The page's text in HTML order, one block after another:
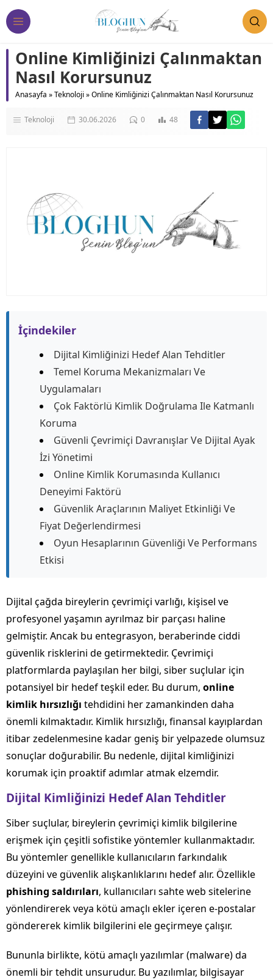
Online Kimliğinizi Çalınmaktan
Nasıl Korursunuz
Anasayfa »Teknoloji »Online Kimliğinizi Çalınmaktan Nasıl Korursunuz
Teknoloji 30.06.2026 0 48
İçindekiler
Dijital Kimliğinizi Hedef Alan Tehditler
Temel Koruma Mekanizmaları Ve
Uygulamaları
Çok Faktörlü Kimlik Doğrulama Ile Katmanlı
Koruma
Güvenli Çevrimiçi Davranışlar Ve Dijital Ayak
İzi Yönetimi
Online Kimlik Korumasında Kullanıcı
Deneyimi Faktörü
Güvenlik Araçlarının Maliyet Etkinliği Ve
Fiyat Değerlendirmesi
Oyun Hesaplarının Güvenliği Ve Performans
Etkisi
Dijital çağda bireylerin çevrimiçi varlığı, kişisel ve
profesyonel yaşamın ayrılmaz bir parçası haline
gelmiştir. Ancak bu entegrasyon, beraberinde ciddi
güvenlik risklerini de getirmektedir. Çevrimiçi
platformlarda paylaşılan her bilgi, siber suçlular için
potansiyel bir hedef teşkil eder. Bu durum, online
kimlik hırsızlığı tehdidini her zamankinden daha
önemli kılmaktadır. Kimlik hırsızlığı, finansal kayıplardan
itibar zedelenmesine kadar geniş bir yelpazede olumsuz
sonuçlar doğurabilir. Bu nedenle, dijital kimliğinizi
korumak için proaktif adımlar atmak elzemdir.
Dijital Kimliğinizi Hedef Alan Tehditler
Siber suçlular, bireylerin çevrimiçi kimlik bilgilerine
erişmek için çeşitli sofistike yöntemler kullanmaktadır.
Bu yöntemler genellikle kullanıcıların farkındalık
düzeyini ve güvenlik alışkanlıklarını hedef alır. Özellikle
phishing saldırıları, kullanıcıları sahte web sitelerine
yönlendirerek veya kötü amaçlı ekler içeren e-postalar
göndererek kimlik bilgilerini ele geçirmeye çalışır.
Bununla birlikte, kötü amaçlı yazılımlar (malware) da
önemli bir tehdit unsurudur. Bu yazılımlar, bilgisayar